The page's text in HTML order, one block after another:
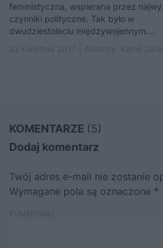
feministyczna, wspierana przez
czynniki polityczne. Tak było w
dwudziestoleciu międzywojennym....
KOMENTARZE (5)
Dodaj komentarz
Twój adres e-mail nie zostanie
Wymagane pola są oznaczone *